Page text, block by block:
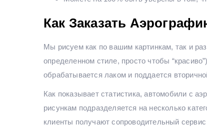
Как Заказать
Мы рисуем как по вашим картинкам, так и
определенном стиле, просто чтобы
обрабатывается лаком и поддается
Как показывает статистика, автомобили с
рисункам подразделяется на несколько
клиенты получают сопроводительный